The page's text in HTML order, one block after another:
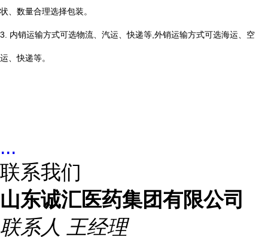
状、数量合理选择包装。
3. 内销运输方式可选物流、汽运、快递等,外销运输方式可选海运、空
运、快递等。
...
联系我们
山东诚汇医药集团有限公司
联系人 王经理